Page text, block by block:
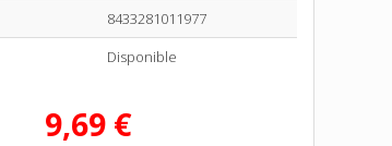
8433281011977
Disponible
9,69 €